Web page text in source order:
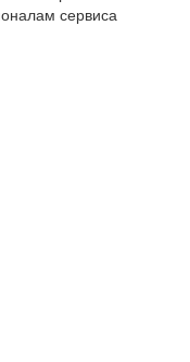
сервиса